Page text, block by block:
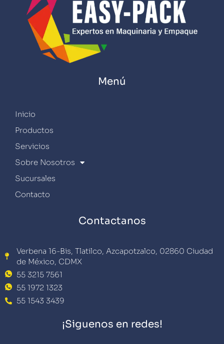
Menú
Inicio
Productos
Servicios
Sobre Nosotros
Sucursales
Contacto
Contactanos
Verbena 16-Bis, Tlatilco, Azcapotzalco, 02860 Ciudad
de México, CDMX
55 3215 7561
55 1972 1323
55 1543 3439
¡Siguenos en redes!